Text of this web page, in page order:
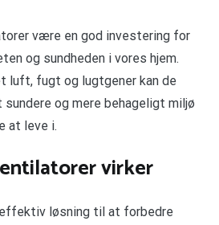
være en god investering for
og sundheden i vores hjem.
luft, fugt og lugtgener kan de
og mere behageligt miljø
at leve i.
virker
løsning til at forbedre